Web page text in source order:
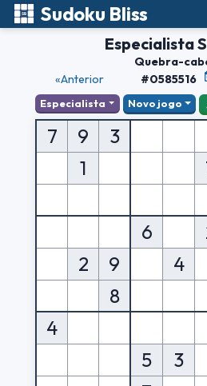
Sudoku Bliss
Especialista
«Anterior
Quebra-
#0585516
Especialista Novo jogo
7 9
3
1
6
2
9
4
8
4
5
3